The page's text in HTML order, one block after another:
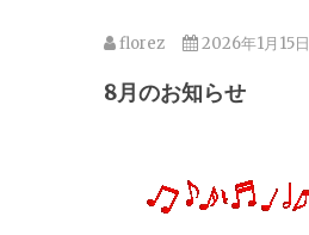
florez 2026年1月15日
8月のお知らせ